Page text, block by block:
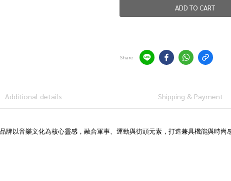
ADD TO CART
Share
Additional details Shipping & Payment
以音樂文化為核心靈感，融合軍事、運動與街頭元素，打造兼具機能與時尚